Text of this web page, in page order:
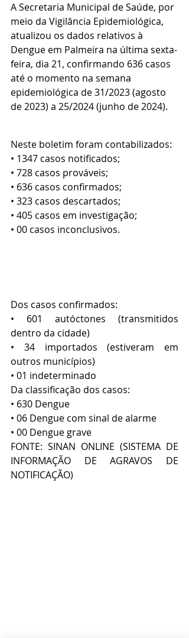
A Secretaria Municipal de Saúde, por
meio da Vigilância Epidemiológica,
atualizou os dados relativos à
Dengue em Palmeira na última sexta-
feira, dia 21, confirmando 636 casos
até o momento na semana
epidemiológica de 31/2023 (agosto
de 2023) a 25/2024 (junho de 2024).
Neste boletim foram contabilizados:
• 1347 casos notificados;
• 728 casos prováveis;
• 636 casos confirmados;
• 323 casos descartados;
• 405 casos em investigação;
• 00 casos inconclusivos.
Dos casos confirmados:
• 601 autóctones (transmitidos
dentro da cidade)
• 34 importados (estiveram em
outros municípios)
• 01 indeterminado
Da classificação dos casos:
• 630 Dengue
• 06 Dengue com sinal de alarme
• 00 Dengue grave
FONTE: SINAN ONLINE (SISTEMA DE
INFORMAÇÃO DE AGRAVOS DE
NOTIFICAÇÃO)